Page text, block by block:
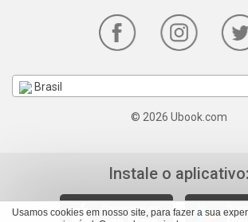
Usamos cookies em nosso site, para fazer a sua
Brasil
© 2026 Ubook.com
Instale o aplicativo: